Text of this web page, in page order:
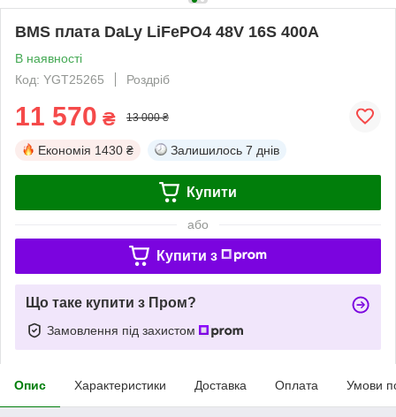
BMS плата DaLy LiFePO4 48V 16S 400A
В наявності
Код: YGT25265
Роздріб
11 570 ₴ 13 000 ₴
Економія 1430 ₴ Залишилось 7 днів
Купити
або
Купити з
Що таке купити з Пром?
Замовлення під захистом
Опис Характеристики Доставка Оплата Умови